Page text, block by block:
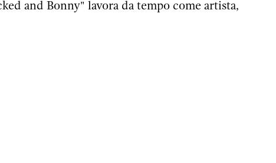
and Bonny" lavora da tempo come artista,